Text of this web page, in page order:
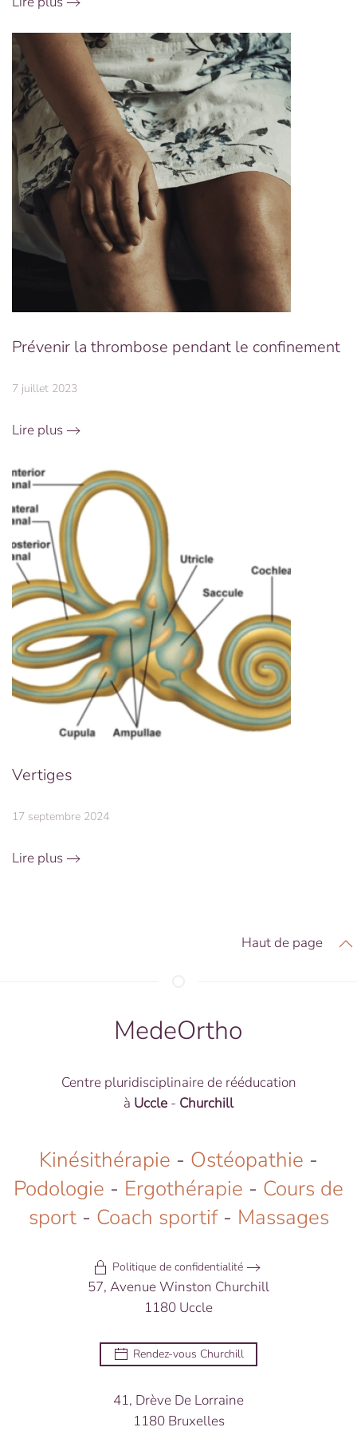
Prévenir la thrombose pendant le confinement
7 juillet 2023
Lire plus
Vertiges
17 septembre 2024
Lire plus
Haut de page
MedeOrtho
Centre pluridisciplinaire de rééducation
à Uccle - Churchill
Kinésithérapie - Ostéopathie -
Podologie - Ergothérapie - Cours de
sport- Coach sportif- Massages
Politique de confidentialité
57, Avenue Winston Churchill
1180 Uccle
Rendez-vous Churchill
41, Drève De Lorraine
1180 Bruxelles